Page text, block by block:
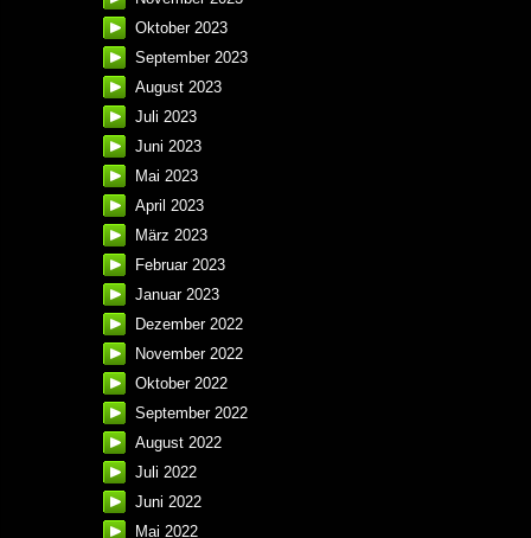
Oktober 2023
September 2023
August 2023
Juli 2023
Juni 2023
Mai 2023
April 2023
März 2023
Februar 2023
Januar 2023
Dezember 2022
November 2022
Oktober 2022
September 2022
August 2022
Juli 2022
Juni 2022
Mai 2022